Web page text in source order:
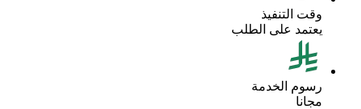
وقت التنفيذ
يعتمد على الطلب
رسوم الخدمة
مجانا